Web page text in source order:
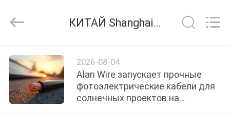
ГЛАВНАЯ
СТРАНИЦА
ПРОДУКЦИЯ
Shenghua
Cable
Ltd..
Rights
Reserved.
КИТАЙ Shanghai Shenghua Cable (Group) Co., Ltd. company blog
2026-08-04
Alan Wire запускает прочные
фотоэлектрические кабели для
солнечных проектов на